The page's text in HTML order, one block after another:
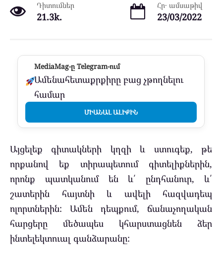
Դիտումներ
21.3k.
Հր․ ամսաթիվ
23/03/2022
MediaMag-ը Telegram-ում
Ամենահետաքրքիրը բաց չթողնելու
համար
ՄԻԱՆԱԼ ԱԼԻՔԻՆ
Այցելեք գիտակների կղզի և ստուգեք, թե
որքանով եք տիրապետում գիտելիքներին,
որոնք պատկանում են և՛ ընդհանուր, և՛
շատերին հայտնի և ավելի հազվադեպ
ոլորտներին: Ամեն դեպքում, ճանաչողական
հարցերը մեծապես կհարստացնեն ձեր
ինտելեկտուալ գանձարանը: